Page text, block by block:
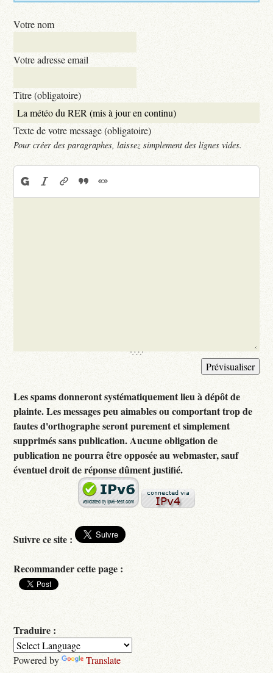
Votre nom
Votre adresse email
Titre (obligatoire)
Texte de votre message (obligatoire)
Pour créer des paragraphes, laissez simplement des lignes vides.
Les spams donneront systématiquement lieu à dépôt de
plainte. Les messages peu aimables ou comportant trop de
fautes d'orthographe seront purement et simplement
supprimés sans publication. Aucune obligation de
publication ne pourra être opposée au webmaster, sauf
éventuel droit de réponse dûment justifié.
Suivre ce site :
Recommander cette page :
Traduire :
Powered by Translate